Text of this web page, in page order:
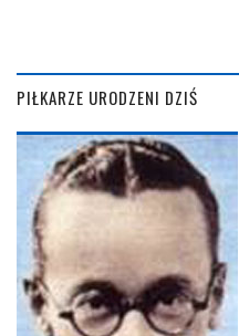
PIŁKARZE URODZENI DZIŚ